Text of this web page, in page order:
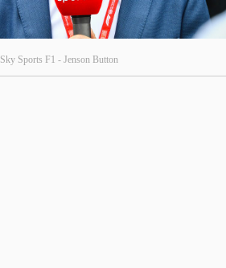
Sky Sports F1 - Jenson Button